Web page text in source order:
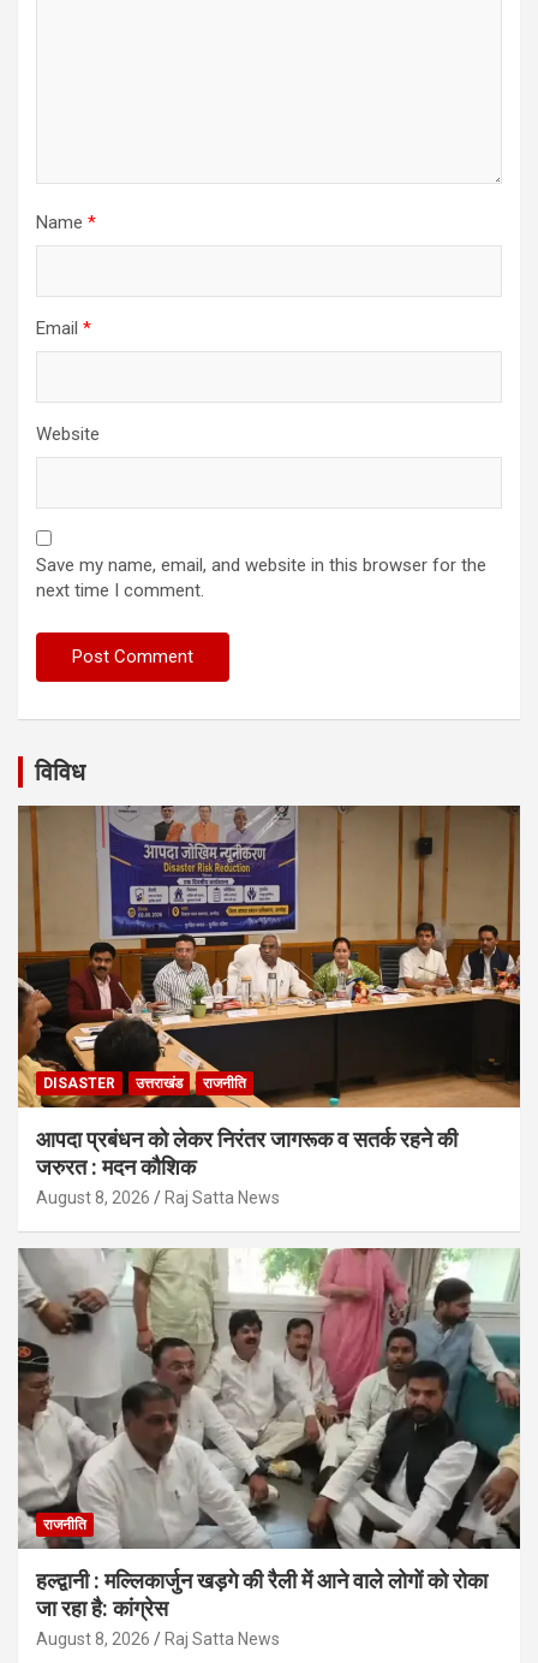
Name *
Email *
Website
Save my name, email, and website in this browser for the
next time I comment.
विविध
DISASTER उत्तराखंड राजनीति
आपदा प्रबंधन को लेकर निरंतर जागरूक व सतर्क रहने की
जरुरत : मदन कौशिक
August 8, 2026 Raj Satta News
राजनीति
हल्द्वानी : मल्लिकार्जुन खड़गे की रैली में आने वाले लोगों को रोका
जा रहा है: कांग्रेस
August 8, 2026 Raj Satta News